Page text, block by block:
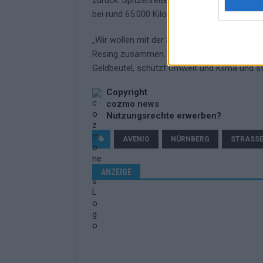
bei rund 65.000 Kilometern pro Jahr liegt –
„Wir wollen mit der Stadt Kurs halten,
Resing zusammen. „Noch mehr Menschen
Geldbeutel, schützt Umwelt und Klima und
Copyright
cozmo news
Nutzungsrechte erwerben?
AVENIO NÜRNBERG
ANZEIGE